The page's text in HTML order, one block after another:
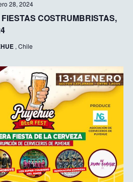
COSTRUMBRISTAS,
28, 2024
, Chile